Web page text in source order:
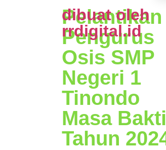
Pelantikan
Pengurus
Osis SMP
Negeri 1
Tinondo
Masa Bakti
Tahun
dibuat oleh
rrdigital.id